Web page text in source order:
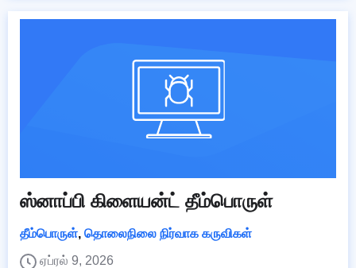
ஸ்னாப்பி கிளையன்ட் தீம்பொருள்
தீம்பொருள், தொலைநிலை நிர்வாக கருவிகள்
ஏப்ரல் 9, 2026